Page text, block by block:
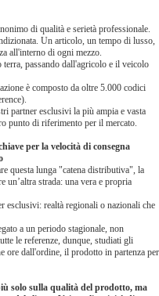
di qualità e serietà professionale.
Un articolo, un tempo di lusso,
all'interno di ogni mezzo.
passando dall'agricolo e il veicolo
è composto da oltre 5.000 codici
partner esclusivi la più ampia e vasta
punto di riferimento per il mercato.
per la velocità di consegna
questa lunga "catena distributiva", la
un’altra strada: una vera e propria
esclusivi: realtà regionali o nazionali che
a un periodo stagionale, non
le referenze, dunque, studiati gli
ore dall'ordine, il prodotto in partenza per
solo sulla qualità del prodotto, ma